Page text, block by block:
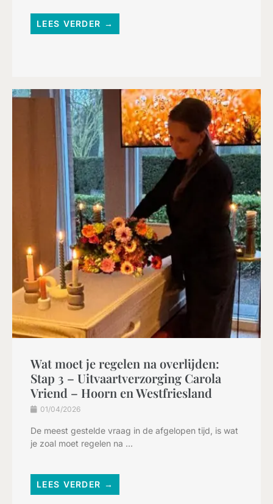
LEES VERDER →
Wat moet je regelen na overlijden:
Stap 3 – Uitvaartverzorging Carola
Vriend – Hoorn en Westfriesland
01/04/2026
De meest gestelde vraag in de afgelopen tijd, is wat
je zoal moet regelen na ...
LEES VERDER →